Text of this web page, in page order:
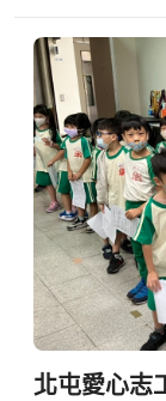
北屯愛心志